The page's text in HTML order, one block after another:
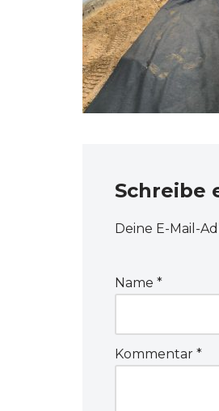
Schreibe
Deine E-Mail-
Name *
Kommentar *